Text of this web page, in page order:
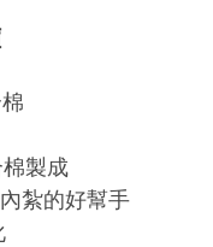
製成
紮的好幫手